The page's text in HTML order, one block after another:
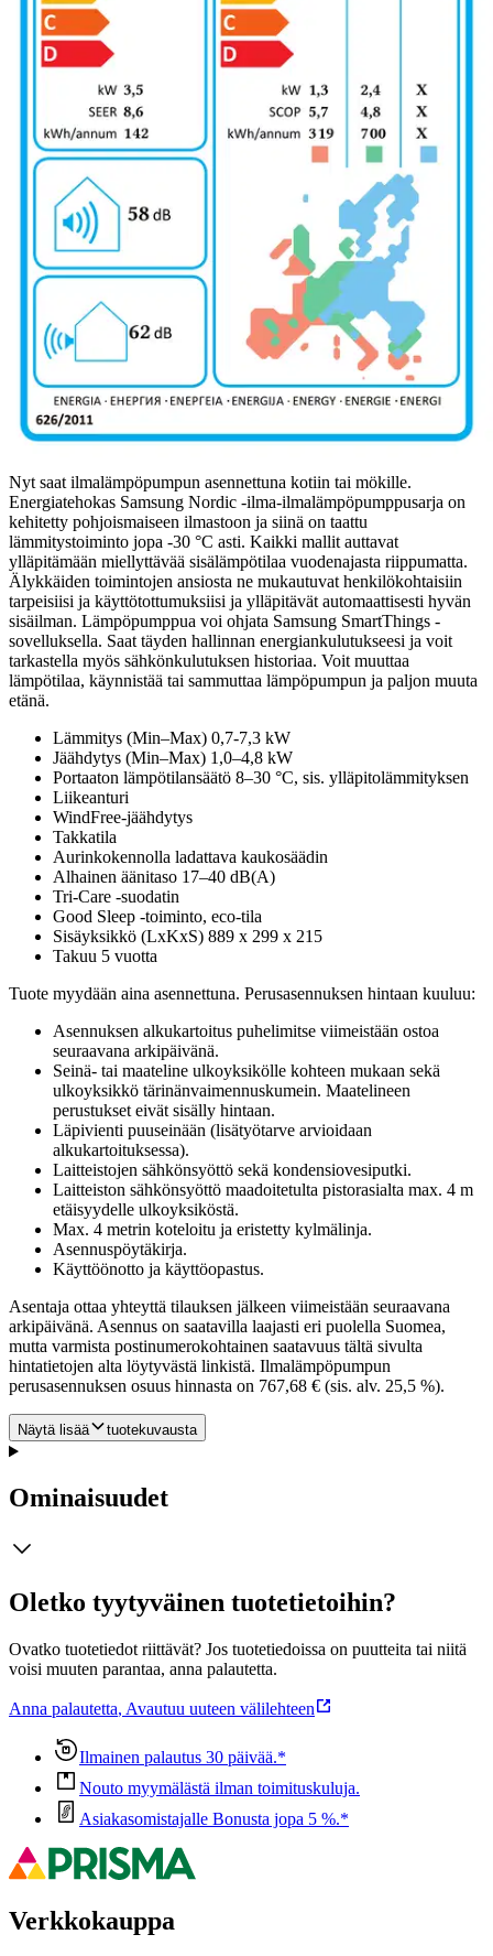
Ilmainen toimitus yli 100 €:n tilauksille
Postin pakettiautomaattiin tai
palvelupisteeseen!
Etu ei koske Suuri‑lisäpalvelulla toimitettavia tuotteita.
Tarkista myymäläsaatavuus
Ei saatavilla
Tuotekuvaus
Nyt saat ilmalämpöpumpun asennettuna kotiin tai mökille.
Energiatehokas Samsung Nordic -ilma-ilmalämpöpumppusarja on
kehitetty pohjoismaiseen ilmastoon ja siinä on taattu
lämmitystoiminto jopa -30 °C asti. Kaikki mallit auttavat
ylläpitämään miellyttävää sisälämpötilaa vuodenajasta riippumatta.
Älykkäiden toimintojen ansiosta ne mukautuvat henkilökohtaisiin
tarpeisiisi ja käyttötottumuksiisi ja ylläpitävät automaattisesti hyvän
sisäilman. Lämpöpumppua voi ohjata Samsung SmartThings -
sovelluksella. Saat täyden hallinnan energiankulutukseesi ja voit
tarkastella myös sähkönkulutuksen historiaa. Voit muuttaa
lämpötilaa, käynnistää tai sammuttaa lämpöpumpun ja paljon muuta
etänä.
Lämmitys (Min–Max) 0,7-7,3 kW
Jäähdytys (Min–Max) 1,0–4,8 kW
Portaaton lämpötilansäätö 8–30 °C, sis. ylläpitolämmityksen
Liikeanturi
WindFree-jäähdytys
Takkatila
Aurinkokennolla ladattava kaukosäädin
Alhainen äänitaso 17–40 dB(A)
Tri-Care -suodatin
Good Sleep -toiminto, eco-tila
Sisäyksikkö (LxKxS) 889 x 299 x 215
Takuu 5 vuotta
Tuote myydään aina asennettuna. Perusasennuksen hintaan kuuluu:
Asennuksen alkukartoitus puhelimitse viimeistään ostoa
seuraavana arkipäivänä.
Seinä- tai maateline ulkoyksikölle kohteen mukaan sekä
ulkoyksikkö tärinänvaimennuskumein. Maatelineen
perustukset eivät sisälly hintaan.
Läpivienti puuseinään (lisätyötarve arvioidaan
alkukartoituksessa).
Laitteistojen sähkönsyöttö sekä kondensiovesiputki.
Laitteiston sähkönsyöttö maadoitetulta pistorasialta max. 4 m
etäisyydelle ulkoyksiköstä.
Max. 4 metrin koteloitu ja eristetty kylmälinja.
Asennuspöytäkirja.
Käyttöönotto ja käyttöopastus.
Asentaja ottaa yhteyttä tilauksen jälkeen viimeistään seuraavana
arkipäivänä. Asennus on saatavilla laajasti eri puolella Suomea,
mutta varmista postinumerokohtainen saatavuus tältä sivulta
hintatietojen alta löytyvästä linkistä. Ilmalämpöpumpun
perusasennuksen osuus hinnasta on 767,68 € (sis. alv. 25,5 %).
Näytä lisää tuotekuvausta
Ominaisuudet
Oletko tyytyväinen tuotetietoihin?
Ovatko tuotetiedot riittävät? Jos tuotetiedoissa on puutteita tai niitä
voisi muuten parantaa, anna palautetta.
Anna palautetta, Avautuu uuteen välilehteen
Ilmainen palautus 30 päivää.*
Nouto myymälästä ilman toimituskuluja.
Asiakasomistajalle Bonusta jopa 5 %.*
Verkkokauppa